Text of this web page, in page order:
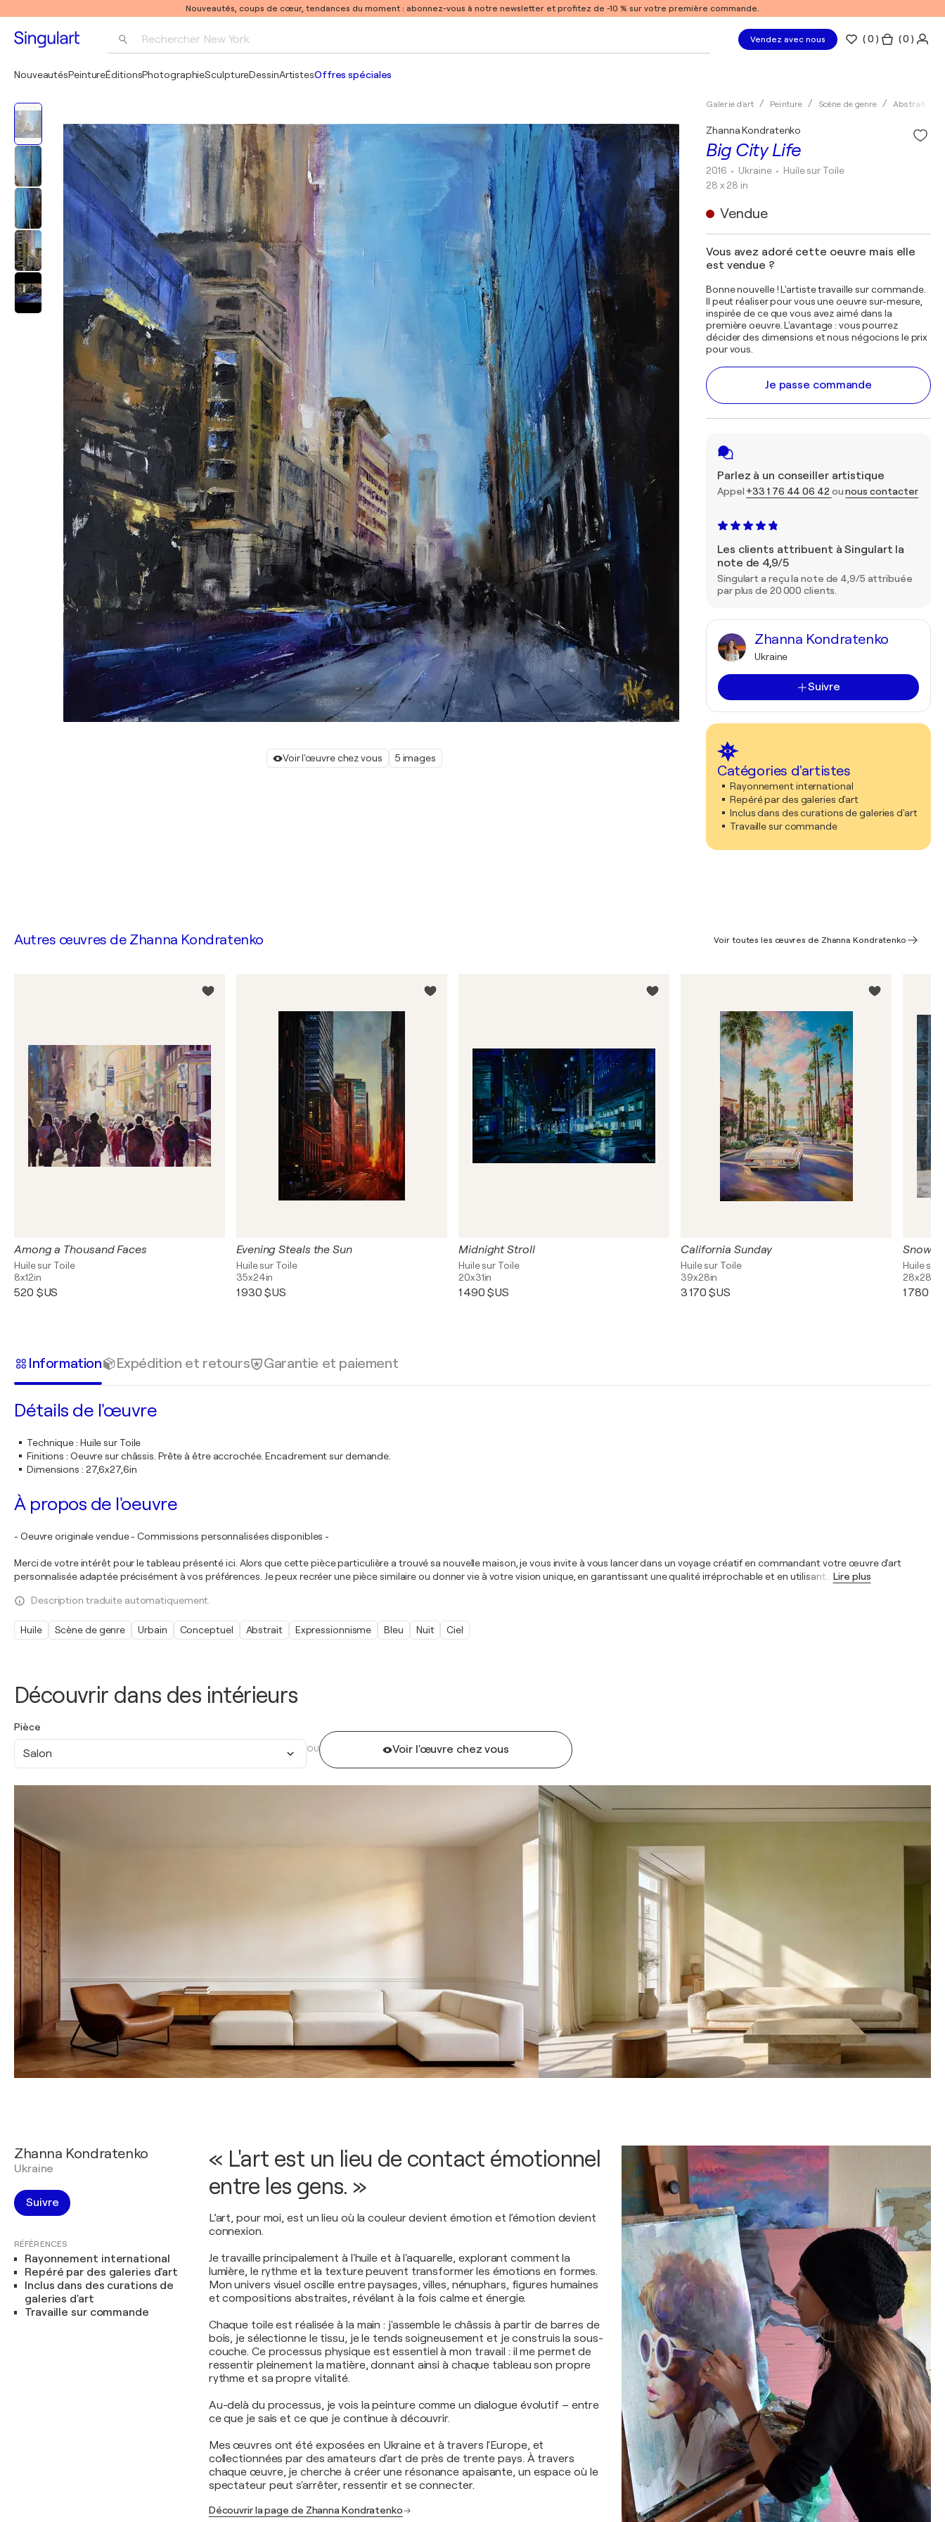
Nouveautés, coups de cœur, tendances du moment : abonnez-vous à notre newsletter et profitez de -10 % sur votre première commande.
Rechercher New York
Pablo Picasso
Vendez avec nous (0 ) ( 0 )
NouveautésPeintureÉditionsPhotographieSculptureDessinArtistesOffres spéciales
Voir l'œuvre chez vous 5 images
Galerie d'art Peinture Scène de genre Abstrait
Big City Life
Zhanna Kondratenko
2016 • Ukraine • Huile sur Toile
28 x 28 in
Vendue
Vous avez adoré cette oeuvre mais elle
est vendue ?
Bonne nouvelle ! L'artiste travaille sur commande.
Il peut réaliser pour vous une oeuvre sur-mesure,
inspirée de ce que vous avez aimé dans la
première oeuvre. L'avantage : vous pourrez
décider des dimensions et nous négocions le prix
pour vous.
Je passe commande
Parlez à un conseiller artistique
Appel +33 1 76 44 06 42 ounous contacter
Les clients attribuent à Singulart la
note de 4,9/5
Singulart a reçu la note de 4,9/5 attribuée
par plus de 20 000 clients.
Zhanna Kondratenko
Ukraine
Suivre
Catégories d'artistes
Rayonnement international
Repéré par des galeries d'art
Inclus dans des curations de galeries d'art
Travaille sur commande
Découvrir dans des intérieurs
Pièce
Salon OU Voir l'œuvre chez vous
Autres œuvres de Zhanna Kondratenko Voir toutes les œuvres de Zhanna Kondratenko
Among a Thousand Faces
Huile sur Toile
8x12in
520 $US
Evening Steals the Sun
Huile sur Toile
35x24in
1 930 $US
Midnight Stroll
Huile sur Toile
20x31in
1 490 $US
California Sunday
Huile sur Toile
39x28in
3 170 $US
Huile sur
28x28in
1 780
Information Expédition et retours Garantie et paiement
Détails de l'œuvre
Technique: Huile sur Toile
Finitions : Oeuvre sur châssis. Prête à être accrochée. Encadrement sur demande.
Dimensions : 27,6x27,6in
À propos de l'oeuvre
- Oeuvre originale vendue - Commissions personnalisées disponibles -
Merci de votre intérêt pour le tableau présenté ici. Alors que cette pièce particulière a trouvé sa nouvelle maison, je vous invite à vous lancer dans un voyage créatif en commandant votre œuvre d'art
personnalisée adaptée précisément à vos préférences. Je peux recréer une pièce similaire ou donner vie à votre vision unique, en garantissant une qualité irréprochable et en utilisant
Lire plus
Description traduite automatiquement.
Huile Scène de genre Urbain Conceptuel Abstrait Expressionnisme Bleu Nuit Ciel
Zhanna Kondratenko
Ukraine
Suivre
RÉFÉRENCES
Rayonnement international
Repéré par des galeries d'art
Inclus dans des curations de
galeries d'art
Travaille sur commande
« L'art est un lieu de contact émotionnel
entre les gens. »
L’art, pour moi, est un lieu où la couleur devient émotion et l’émotion devient
connexion.
Je travaille principalement à l'huile et à l'aquarelle, explorant comment la
lumière, le rythme et la texture peuvent transformer les émotions en formes.
Mon univers visuel oscille entre paysages, villes, nénuphars, figures humaines
et compositions abstraites, révélant à la fois calme et énergie.
Chaque toile est réalisée à la main : j'assemble le châssis à partir de barres de
bois, je sélectionne le tissu, je le tends soigneusement et je construis la sous-
couche. Ce processus physique est essentiel à mon travail : il me permet de
ressentir pleinement la matière, donnant ainsi à chaque tableau son propre
rythme et sa propre vitalité.
Au-delà du processus, je vois la peinture comme un dialogue évolutif – entre
ce que je sais et ce que je continue à découvrir.
Mes œuvres ont été exposées en Ukraine et à travers l'Europe, et
collectionnées par des amateurs d'art de près de trente pays. À travers
chaque œuvre, je cherche à créer une résonance apaisante, un espace où le
spectateur peut s'arrêter, ressentir et se connecter.
Découvrir la page de Zhanna Kondratenko